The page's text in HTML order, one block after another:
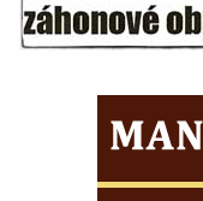
Mikulášovicích
Mikulášovicích
Marchnerův